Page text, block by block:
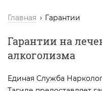
Главная Гарантии
Гарантии на
алкоголизма
Единая Служба